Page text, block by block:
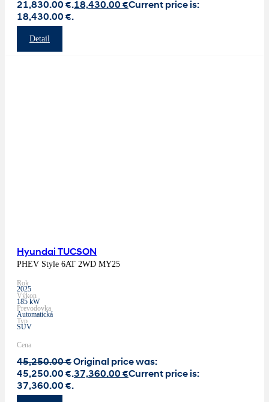
21,830.00 €.18,430.00 €Current price is:
18,430.00 €.
Detail
Hyundai TUCSON
PHEV Style 6AT 2WD MY25
Rok
2025
Výkon
185 kW
Prevodovka
Automatická
Typ
SUV
Cena
45,250.00€Original price was:
45,250.00 €.37,360.00 €Current price is:
37,360.00 €.